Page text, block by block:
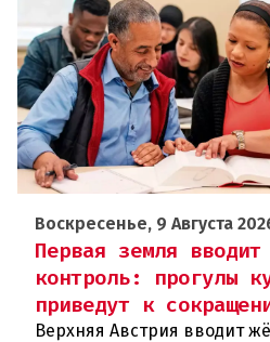
Воскресенье, 9 Августа
Первая земля вводит
контроль: прогулы
приведут к
Верхняя Австрия вводит